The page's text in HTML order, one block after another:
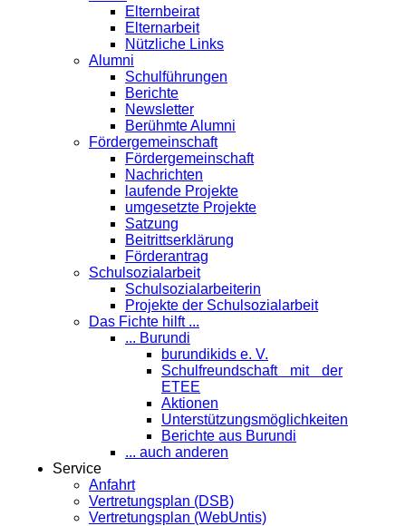
Elternbeirat
Elternarbeit
Nützliche Links
Alumni
Schulführungen
Berichte
Newsletter
Berühmte Alumni
Förder­gemeinschaft
Fördergemeinschaft
Nachrichten
laufende Projekte
umgesetzte Projekte
Satzung
Beitrittserklärung
Förderantrag
Schul­sozialarbeit
Schulsozialarbeiterin
Projekte der Schulsozialarbeit
Das Fichte hilft ...
... Burundi
burundikids e. V.
Schulfreundschaft mit der
ETEE
Aktionen
Unterstützungsmöglichkeiten
Berichte aus Burundi
... auch anderen
Service
Anfahrt
Vertretungsplan (DSB)
Vertretungsplan (WebUntis)